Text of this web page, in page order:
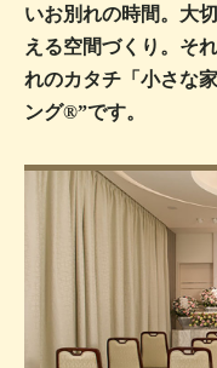
いお別れの時間。 大
える空間づくり。 そ
れのカタチ 「小さな
ング®”です。